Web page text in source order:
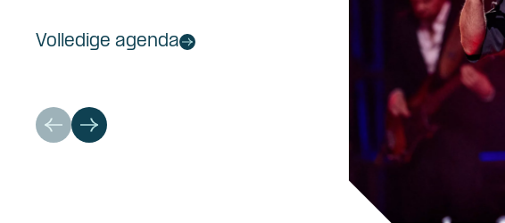
Volledige agenda